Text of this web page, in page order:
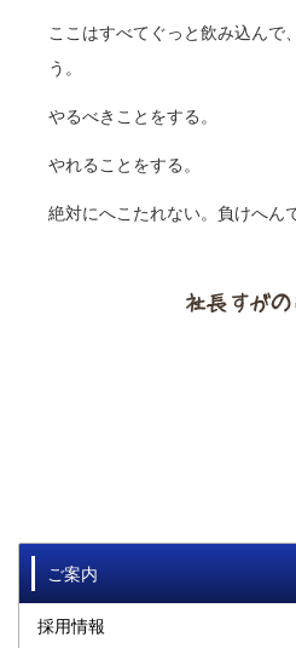
ここはすべてぐっと飲み込んで
う。
やるべきことをする。
やれることをする。
絶対にへこたれない。負けへん
ご案内
採用情報